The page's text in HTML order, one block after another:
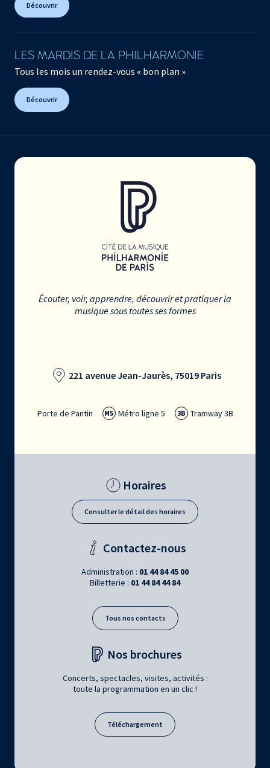
Découvrir
LES MARDIS DE LA PHILHARMONIE
Tous les mois un rendez-vous « bon plan »
Découvrir
Écouter, voir, apprendre, découvrir et pratiquer la
musique sous toutes ses formes
221 avenue Jean-Jaurès, 75019 Paris
Porte de Pantin M5 Métro ligne 5 3B Tramway 3B
Horaires
Consulter le détail des horaires
Contactez-nous
Administration : 01 44 84 45 00
Billetterie : 01 44 84 44 84
Tous nos contacts
Nos brochures
Concerts, spectacles, visites, activités :
toute la programmation en un clic !
Téléchargement